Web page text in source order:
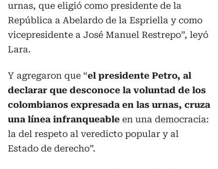
urnas, que eligió como presidente de la
República a Abelardo de la Espriella y como
vicepresidente a José Manuel Restrepo”, leyó
Lara.
Y agregaron que “el presidente Petro, al
declarar que desconoce la voluntad de los
colombianos expresada en las urnas, cruza
una línea infranqueable en una democracia:
la del respeto al veredicto popular y al
Estado de derecho”.